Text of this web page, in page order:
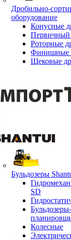
Дробильно-
оборудование
Конусные
Первичный
Роторные
Финишные
Щековые
Бульдозеры
SD
Бульдозеры-
Колесные